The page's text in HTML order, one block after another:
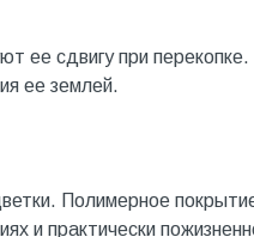
ее сдвигу при перекопке.
ее землей.
Полимерное
и практически